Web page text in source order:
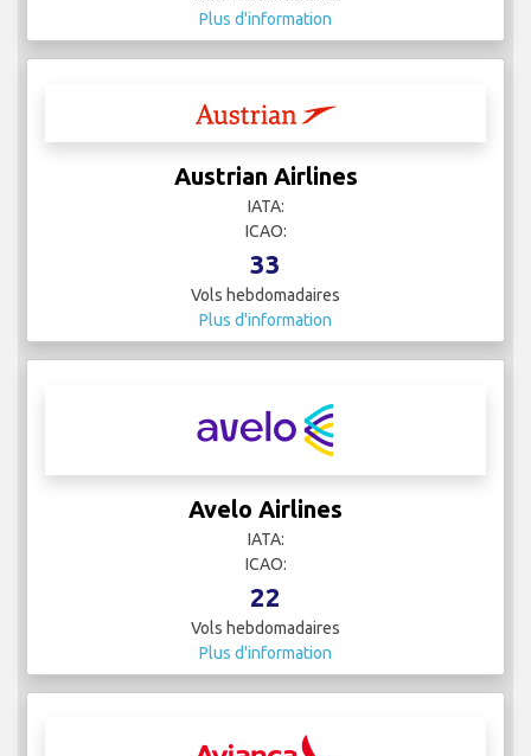
Plus d'information
Austrian Airlines
IATA:
ICAO:
33
Vols hebdomadaires
Plus d'information
Avelo Airlines
IATA:
ICAO:
22
Vols hebdomadaires
Plus d'information